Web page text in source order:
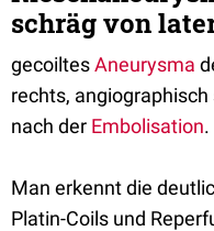
schräg von
gecoiltesAneurysma
rechts,
nach der Embolisation.
Man erkennt die
Platin-Coils und